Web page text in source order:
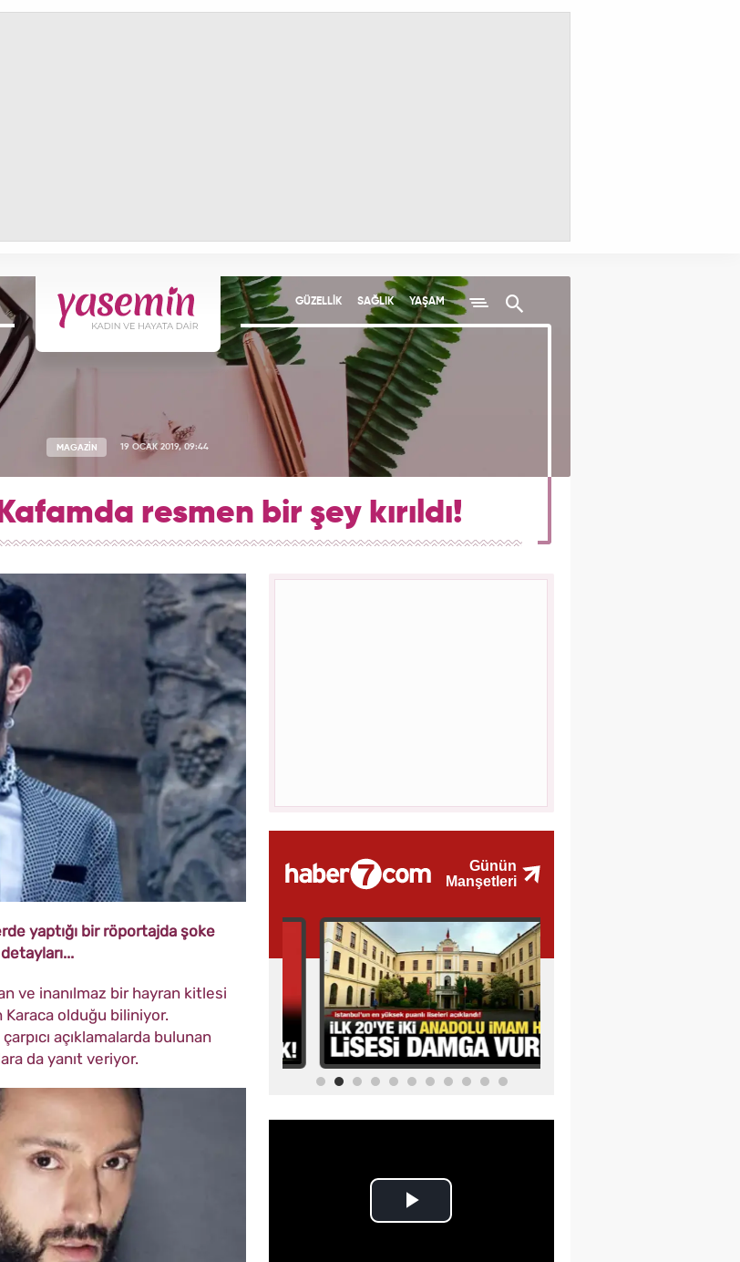
GÜZELLİK SAĞLIK YAŞAM
MAGAZİN 19 OCAK 2019, 09:44
resmen bir şey kırıldı!
yaptığı bir röportajda şoke
ve inanılmaz bir hayran kitlesi
Karaca olduğu biliniyor.
açıklamalarda bulunan
da yanıt veriyor.